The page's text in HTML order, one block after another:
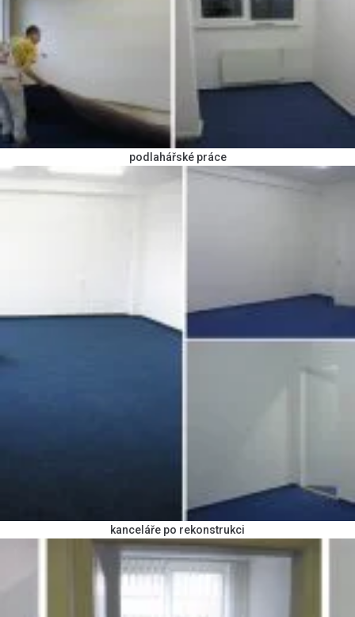
podlahářské práce
kanceláře po rekonstrukci